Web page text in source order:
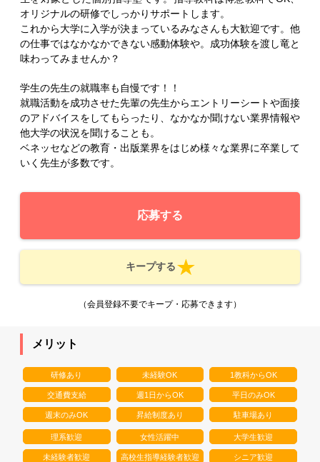
オリジナルの研修でしっかりサポートします。
これから大学に入学が決まっているみなさんも大歓迎です。他
の仕事ではなかなかできない感動体験や。成功体験を渡し竜と
味わってみませんか？
学生の先生の就職率も自慢です！！
就職活動を成功させた先輩の先生からエントリーシートや面接
のアドバイスをしてもらったり、なかなか聞けない業界情報や
他大学の状況を聞けることも。
ベネッセなどの教育・出版業界をはじめ様々な業界に卒業して
いく先生が多数です。
応募する
キープする
（会員登録不要でキープ・応募できます）
メリット
研修あり 未経験OK 1教科からOK
交通費支給 週1日からOK 平日のみOK
週末のみOK 昇給制度あり 駐車場あり
理系歓迎 女性活躍中 大学生歓迎
未経験者歓迎 高校生指導経験者歓迎 シニア歓迎